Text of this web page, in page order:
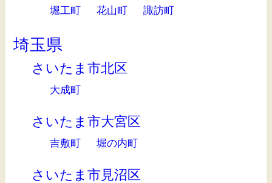
堀工町 花山町 諏訪町
埼玉県
さいたま市北区
大成町
さいたま市大宮区
吉敷町 堀の内町
さいたま市見沼区